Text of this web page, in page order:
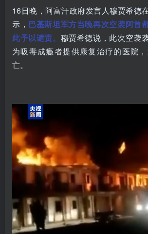
16日晚，阿富汗政府发言人穆贾希德
示， 巴基斯坦军方当晚再次空袭阿首
此予以谴责。 穆贾希德说，此次空袭
为吸毒成瘾者提供康复治疗的医院
亡。